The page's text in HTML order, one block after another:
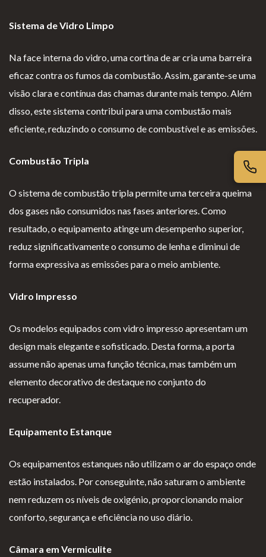
Sistema de Vidro Limpo
Na face interna do vidro, uma cortina de ar cria uma barreira
eficaz contra os fumos da combustão. Assim, garante-se uma
visão clara e contínua das chamas durante mais tempo. Além
disso, este sistema contribui para uma combustão mais
eficiente, reduzindo o consumo de combustível e as emissões.
Combustão Tripla
O sistema de combustão tripla permite uma terceira queima
dos gases não consumidos nas fases anteriores. Como
resultado, o equipamento atinge um desempenho superior,
reduz significativamente o consumo de lenha e diminui de
forma expressiva as emissões para o meio ambiente.
Vidro Impresso
Os modelos equipados com vidro impresso apresentam um
design mais elegante e sofisticado. Desta forma, a porta
assume não apenas uma função técnica, mas também um
elemento decorativo de destaque no conjunto do
recuperador.
Equipamento Estanque
Os equipamentos estanques não utilizam o ar do espaço onde
estão instalados. Por conseguinte, não saturam o ambiente
nem reduzem os níveis de oxigénio, proporcionando maior
conforto, segurança e eficiência no uso diário.
Câmara em Vermiculite
iv
id
ad
e
es
er
ais
l
g
i
o
s
m
aç
õ
e
s